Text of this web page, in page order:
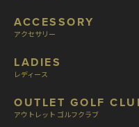
ACCESSORY
アクセサリー
LADIES
レディース
OUTLET GOLF
アウトレット ゴルフクラブ